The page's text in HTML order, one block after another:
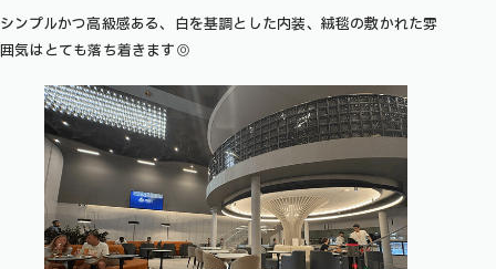
シンプルかつ高級感ある、白を基調とした内装、絨毯の敷かれた雰
囲気はとても落ち着きます◎